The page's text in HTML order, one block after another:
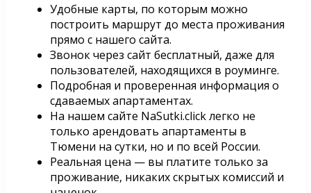
Удобные карты, по которым можно
построить маршрут до места проживания
прямо с нашего сайта.
Звонок через сайт бесплатный, даже для
пользователей, находящихся в роуминге.
Подробная и проверенная информация о
сдаваемых апартаментах.
На нашем сайте NaSutki.click легко не
только арендовать апартаменты в
Тюмени на сутки, но и по всей России.
Реальная цена — вы платите только за
проживание, никаких скрытых комиссий и